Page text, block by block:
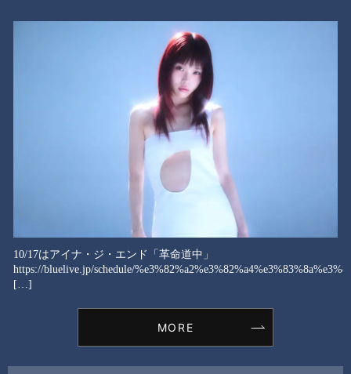
10/17はアイナ・ジ・エンド「革命道中」
https://bluelive.jp/schedule/
[…]
MORE